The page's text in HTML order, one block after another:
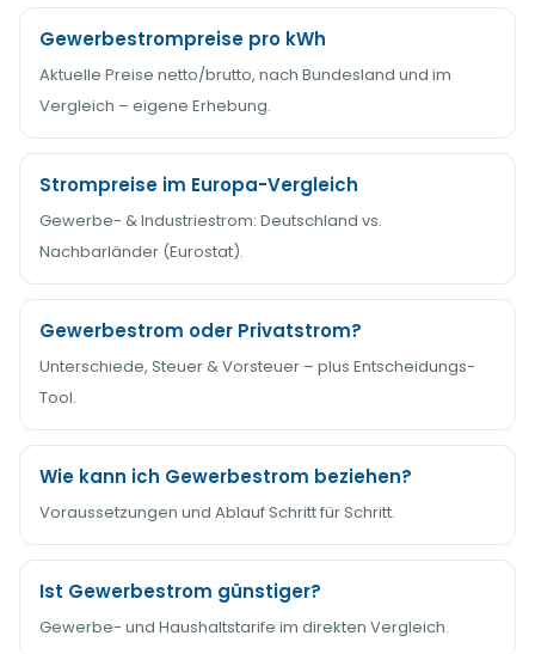
Gewerbestrompreise pro kWh
Aktuelle Preise netto/brutto, nach Bundesland und im
Vergleich – eigene Erhebung.
Strompreise im Europa-Vergleich
Gewerbe- & Industriestrom: Deutschland vs.
Nachbarländer (Eurostat).
Gewerbestrom oder Privatstrom?
Unterschiede, Steuer & Vorsteuer – plus Entscheidungs-
Tool.
Wie kann ich Gewerbestrom beziehen?
Voraussetzungen und Ablauf Schritt für Schritt.
Ist Gewerbestrom günstiger?
Gewerbe- und Haushaltstarife im direkten Vergleich.